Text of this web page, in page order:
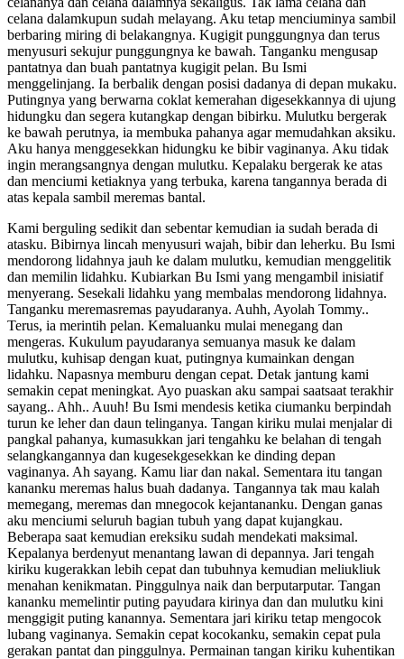
Kami berguling sedikit dan sebentar kemudian ia sudah berada di atasku. Bibirnya lincah menyusuri wajah, bibir dan leherku. Bu Ismi mendorong lidahnya jauh ke dalam mulutku, kemudian menggelitik dan memilin lidahku. Kubiarkan Bu Ismi yang mengambil inisiatif menyerang. Sesekali lidahku yang membalas mendorong lidahnya. Tanganku meremasremas payudaranya. Auhh, Ayolah Tommy.. Terus, ia merintih pelan. Kemaluanku mulai menegang dan mengeras. Kukulum payudaranya semuanya masuk ke dalam mulutku, kuhisap dengan kuat, putingnya kumainkan dengan lidahku. Napasnya memburu dengan cepat. Detak jantung kami semakin cepat meningkat. Ayo puaskan aku sampai saatsaat terakhir sayang.. Ahh.. Auuh! Bu Ismi mendesis ketika ciumanku berpindah turun ke leher dan daun telinganya. Tangan kiriku mulai menjalar di pangkal pahanya, kumasukkan jari tengahku ke belahan di tengah selangkangannya dan kugesekgesekkan ke dinding depan vaginanya. Ah sayang. Kamu liar dan nakal. Sementara itu tangan kananku meremas halus buah dadanya. Tangannya tak mau kalah memegang, meremas dan mnegocok kejantananku. Dengan ganas aku menciumi seluruh bagian tubuh yang dapat kujangkau. Beberapa saat kemudian ereksiku sudah mendekati maksimal. Kepalanya berdenyut menantang lawan di depannya. Jari tengah kiriku kugerakkan lebih cepat dan tubuhnya kemudian meliukliuk menahan kenikmatan. Pinggulnya naik dan berputarputar. Tangan kananku memelintir puting payudara kirinya dan dan mulutku kini menggigit puting kanannya. Sementara jari kiriku tetap mengocok lubang vaginanya. Semakin cepat kocokanku, semakin cepat pula gerakan pantat dan pinggulnya. Permainan tangan kiriku kuhentikan dan kuarahkan kejantananku untuk memasuki liang vaginanya. Sebentar kemudian dengan mudah akusudah menembus guanya yang panas. Pinggulku kugerakkan naik turun dan ia mengimbangi dengan memutar pinggulnya dan menaik turunkan pantatnya. Harumnya parfum yang dipakainya sangat membantuku untuk rileks namun juga sangat menimbulkan gairah. Kakinya menjepit pahaku dan kadang dikangkangkan lebarlebar. Kuciumi leher dan dadanya. Beberapa kali kugigit sampai meninggalkan bekas kemerahan. Kucabut penisku dan kubalikkan tubuhnya, ia mengerti maksudku. Ia mengambil posisi nungging dan menaikkan pantatnya yang memang masih kencang. Kuposisikan diriku di belakang pantatnya. Diraihnya penisku dan segera diarahkan untuk menerjang guanya kembali. Kuterjang vaginanya dengan kocokan lembut. Tanganku memegang pantatnya dan membantu menggerakkan pantatnya maju mundur. Ia mulai menggelinjang dan mengejang lembut, kedua tangannya mencengkeram dan meremas sprei. Ouhh.. Sudah To.. Kita.. ia merintih ketika pantatku kugerakkan ke belakang sampai penisku hampir terlepas dan kumajukan dengan cepat. Kuulangi beberapa kali lagi dan iapun menekankan kepalanya miring di atas bed. To.. Kita kembali posisi.. Kita.. Aku.. ia menjerit dengan katakata yang tidak jelas. Ia memintaku untuk kembali dalam posisi semula. Kembali kucabut penisku dan segera kurebahkan kembali dalam posisi konvensional.Aku tahu ia, dan aku juga, hampir mengakhiri babak pertama ini. Kami bergerak berputarputar. Setiap kutatap mukanya yang mengairahkan, maka akupun terpacu untuk membagi kenikmatan yang lebih kepadanya. Bunyi desah napas dan erangan kami semakin sering dan kuat, memenuhi seluruh sudut kamar. Vaginanya kugenjot semakin cepat dan kuangkat kaki kirinya dan kulipat sehingga lututnya menempel di perutnya. Dengan satu kaki terangkat dan satu lagi dikangkangkannya lebarlebar ia semakin meracau.. Ouahh.. Uuhh!. Dinding vaginanya mulai berdenyut dan akupun sudah mencapai sebuah titik dimana aku tidak bisa kembali lagi dan harus kuraih puncak itu. Kakinya yang tadi kulipat kukembalikan lagi dan segera kedua pahanya menjepit pinggangku. Sekarang Bu Min.. Naahh.. Aku mau kell.. Lluu.. Arr.. Ghh, aku menggeram keras. Pinggulnya naik menjemput kejantananku. Kutekankan kejantananku dalamdalam di vaginanya. Ouhh Tommy.. Aku juga samm.. Paaiihh! ia pun memekik kecil. Giginya dibenamkan di bahuku sampai membekas. Jepitan kakinya semakin ketat dan denyutan di vaginanya terasa meremas penisku. Ditekantekannya pantatku ke bawah dengan betisnya. Setelah beberapa saat kami samasama terkulai lemas Udara sejuk Kaliurang yang bertiup dari luar kamar sangat membantuku untuk mengembalikan tenaga. Bu Ismi masih mengusap dan mempermainkan bulu dadaku. Ia berbaring miring di sebelahku dengan kaki kananya membelit kakiku. Kupeluk bahunya dan kuusapusap dengan lembut. Aku tidak ingin hari ini berlalu dengan cepat. Aku masih ingin bersamamu berbagi kenikmatan, katanya sambil mengecup lenganku. Setelah beberapa saat kemudian, maka napas dan detak jantung kami pun kembali normal. Setelah mengobrol dan bercanda, sejam kemudian Bu Ismi sudah merengek minta untuk masuk babak berikutnya. Aku masih menatap dan menikmati pemandangan tubuh aduhai yang sedang dalam keadaan telanjang telentang di sampingku. Ia naik ke atas tubuhku dan mencium bibir, leher dan telingaku. Mulutku menghisap kedua payudaranya, kugigit putingnya bergantian. Ia hanya melenguh dan gairah kami berdua pun mulai timbul. Tangannya menyusup di sela pahaku, kemudian mengelus, meremas dan mengocok penisku. Pantatku sesekali kunaikkan dan menahan napas. Bibirnya mengarah ke leherku, mengecup, menjilatinya. Napasnya dihembuskan dengan kuat ke dalam lubang telingaku. Kini dia mulai menjilati putingku dan tangannya mengusap bulu dadaku kemudian menjalar sampai ke pinggangku. Aku semakin terbuai kenikmatan. Kupeluk dan kuusap pungungnya dengan kuat. Tangan kiriku dibawanya ke celah antara dua pahanya. Jari tengahku masuk, mengusap dan menekan bagian depan dinding vaginanya dan bersama ibu jari menjepit dan memilin sebuah tonjolan daging sebesar kacang. Setiapkali aku mengusap dan memilinnya Bu Ismi mendesis keras.. Sshh.. Ouhh.. Sshhss Ia melepaskan tanganku dari selangkangannya. Mulutnya bergerak ke bawah, menjilati perutku. Tangannya masih mempermainkan penisku, bibirnya terus menyusuri perut dan pinggangku, semakin ke bawah dan kemudian mengecup kepala penisku. Lidahnya membelah masukke lubang kencingku. Aku merasa seperti disengat ribuan lebah dan secara refleks mengencangkan ototku. Dua buah telur yang menggantung di bawahnya kemudian diisapnya. Aku hanya menahan napasku setiap ia mengisap telurku. Bu Ismi kembali bergerak ke atas, tangannya masih memegang dan mengusap kejantananku yang telah berdiri tegak. Kembali kami berciuman. Buah dadanya kuremas dan putingnya kupilin dengan jariku sehingga dia mendesis perlahan dengan suara merintih.. Sshh hhiihh.. Sshh.. Ngghh.. Perlahanlahan diturunkankan pantatnya sambil memutarmutarkannya. Kepala penisku dipegang dengan jemarinya, kemudian digesekgesekkan di mulut vaginanya. Terasa sudah mulai lembab karena cairan dinding vaginanya. Dia mengarahkan kejantananku untuk masuk ke dalam vaginanya. Ketika sudah menyentuh bibir guanya, maka ditekannya pantatnya perlahan. Akupun menaikkan pantatku menyambutnya. Bu Ismi merenggangkan kedua pahanya dan segera kepala penisku sudah mulai menyusup di bibir vaginanya. Ayolah Bu Ismi.. Dorong.. Akan kusambut dari bawah..!! Bu Ismi semakin menekan pantatnya dan peniskupun semakin dalam masuk ke lorong nikmatnya. Ouhh.. Bu Ismi, desahku setengah berteriak. Bu Ismi bergerak naik turun dan memutar. Perlahanlahan kugerakkan pinggulku. Karena gerakan memutar dari pinggulnya maka penisku seperti tersedot sebuah tabung vakum. Bu Ismi mulai mempercepat gerakannya, namun kupegang dan kutahan pantatnya, kemudian akuyang mengatur kecepatan gerakan pantatku dari bawah dengan perlahan. Bu Ismi membuat denyutandenyutan di dalam lubang vaginanya. Bu Ismi.. Pelan saja. Kita nikmati saatsaat ini desisku sambil mencium dadanya. Aku ingin mengiringinya berlayar mengarungi samudra percintaan. Kami saling menjepit sebelah kaki dengan dua kaki kami. Kaki kirinya kujepit dengan kakiku dan demikian juga kaki kiriku dijepit dengan dua kakinya. Dalam posisi ini ditambah dengan denyutan pada kemaluan kami masingmasing terasa nikmat sekali. Kepalanya direbahkan di dadaku dan mengecup putingku. Tanganku menarik rambutnya ke belakang sampai kepalanya terangkat. Kucium dan kuremas buah dadanya yang menggantung. Setelah kujilat dan kukecup lehernya kulepaskan tarikan pada rambutnya dan kepalanya turun kembali kemudian bibirnya mencaricari bibirku. Kusambut mulutnya dengan satu ciuman yang dalam dan lama. Bu Ismi kemudian mengatur gerakannya dengan irama lamban namun disertai dengan denyutan pada dinding vaginanya. Pantatnya diturunkan sampai menekan pahaku sehingga penisku terbenam dalamdalam menyentuh dinding rahimnya. Ia menegakkan tubuhnya sehingga ia dalam posisi duduk setengah jongkok di atas selangkanganku. Ia kemudian menggerakkan pantatnya maju mundur sambil menekan ke bawah sehingga penisku tertelan dan bergerak ke arah perutku. Rasanya seperti diurut dan dijepitsebuah benda yang kuat namun lunak. Semakin lamasemakin cepat ia mengerakkan pantatnya, namun tidak ada kasar atau menghentakhentak. Aliran darah yang mengalir ke penisku kurasakan semakin cepat dan mulai ada aliran yang merambat di sekujur tubuhku. Ouhh.. Sshh.. Akhh! Desisnya pun semakin sering. Aku tahu sekarang bahwa ia pun akan segera mengakhiri pertarungan ini dan menggapai puncak kenikmatan. Aku menggeserkan tubuhku ke atas sehingga kepalaku menggantung di bibir ranjang. Ia segera mengecup dan menciumi leherku. Tommy.. Sebentar lagi kita akan sampaiihh.. Ouhh! Desiran dan aliran di saluran kencingku makin kencang. Aku bangkit dan duduk memangku Bu Ismi. Penisku kukeraskan dengan menahannapas dan mengencangkan otot antara buah zakar dan anusku. Ia semakin cepat menggerakkan pantatnya maju mundur sementara bibirnya ganas melumat bibirku dan tangannya memeluk leherku. Tanganku memeluk pinggangnya dan membantu mempercepat gerkan maju mundurnya. Ia sedikit mengangkat lututnya dan berteriak keras. Tommyo oohh.. Ayo.. Berikan aku.. Bu Ismi.. Sekarang.. Kuberi..! Kutarik tubuhnya dan kembali kureb